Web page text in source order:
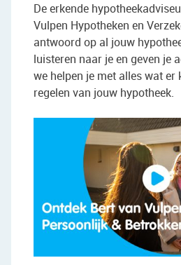
De erkende
Vulpen Hypotheken en
antwoord op al jouw
luisteren naar je en geven je
we helpen je met alles wat
regelen van jouw hypotheek.